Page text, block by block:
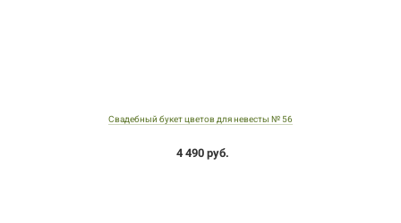
Свадебный букет цветов для невесты № 56
4 490 руб.